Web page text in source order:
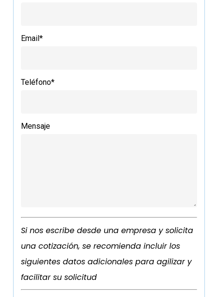
Email*
Teléfono*
Mensaje
Si nos escribe desde una empresa y solicita
una cotización, se recomienda incluir los
siguientes datos adicionales para agilizar y
facilitar su solicitud